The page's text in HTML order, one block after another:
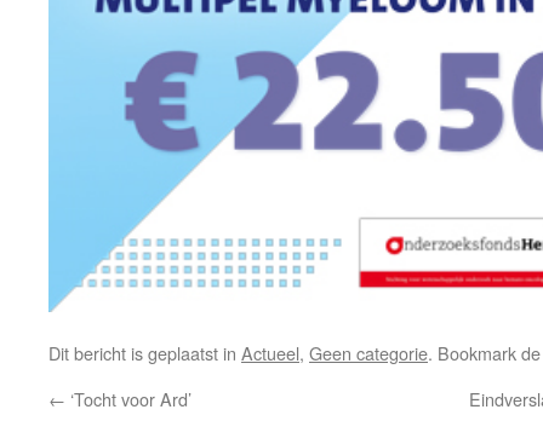
Dit bericht is geplaatst in Actueel, Geen categorie. Bookmark
← ‘Tocht voor Ard’